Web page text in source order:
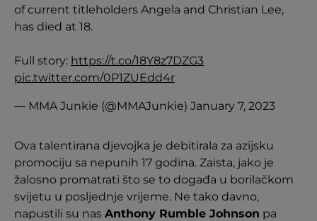
of current titleholders Angela and Christian Lee,
has died at 18.
Full story: https://t.co/18Y8z7DZG3
pic.twitter.com/0P1ZUEdd4r
— MMA Junkie (@MMAJunkie) January 7, 2023
Ova talentirana djevojka je debitirala za azijsku
promociju sa nepunih 17 godina. Zaista, jako je
žalosno promatrati što se to događa u borilačkom
svijetu u posljednje vrijeme. Ne tako davno,
napustili su nas Anthony Rumble Johnson pa